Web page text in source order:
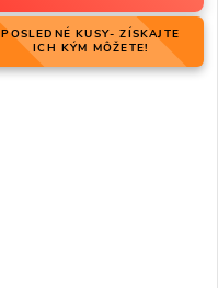
POSLEDNÉ KUSY- ZÍSKAJTE
ICH KÝM MÔŽETE!